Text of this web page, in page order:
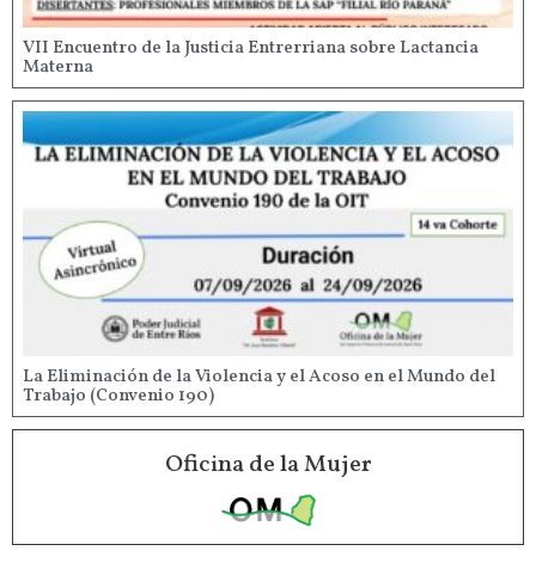
VII Encuentro de la Justicia Entrerriana sobre Lactancia
Materna
La Eliminación de la Violencia y el Acoso en el Mundo del
Trabajo (Convenio 190)
Oficina de la Mujer